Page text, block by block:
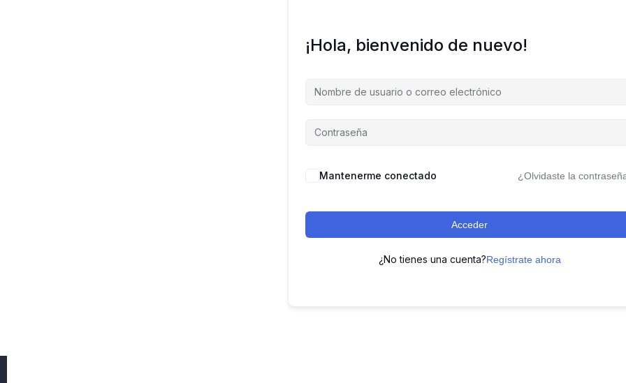
¡Hola, bienvenido de nuevo!
Mantenerme conectado ¿Olvidaste la
Acceder
¿No tienes una cuenta?Regístrate ahora